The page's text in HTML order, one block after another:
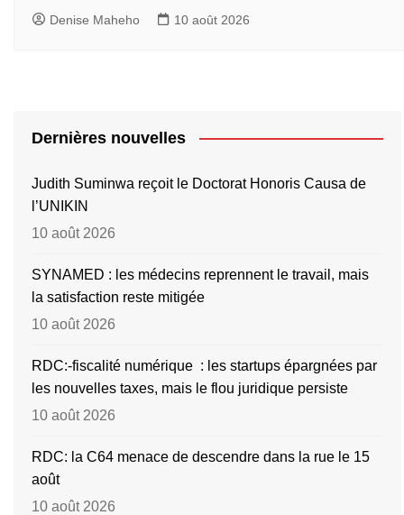
Denise Maheho 10 août 2026
Dernières nouvelles
Judith Suminwa reçoit le Doctorat Honoris Causa de
l’UNIKIN
10 août 2026
SYNAMED : les médecins reprennent le travail, mais
la satisfaction reste mitigée
10 août 2026
RDC:-fiscalité numérique : les startups épargnées par
les nouvelles taxes, mais le flou juridique persiste
10 août 2026
RDC: la C64 menace de descendre dans la rue le 15
août
10 août 2026